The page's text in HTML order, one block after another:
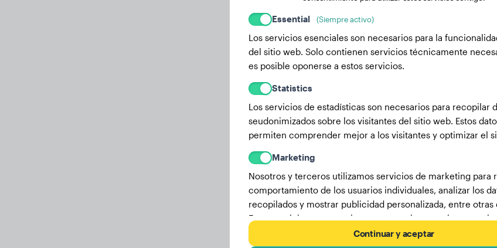
Essential (Siempre activo)
Los servicios esenciales son necesarios para la
del sitio web. Solo contienen servicios técnicamente
es posible oponerse a estos servicios.
Statistics
Los servicios de estadísticas son necesarios para recopilar
seudonimizados sobre los visitantes del sitio web. Estos
permiten comprender mejor a los visitantes y optimizar el
Marketing
Nosotros y terceros utilizamos servicios de marketing para
comportamiento de los usuarios individuales, analizar los
recopilados y mostrar publicidad personalizada, entre otras
Estos servicios nos permiten rastrear a los usuarios en
Continuar y aceptar